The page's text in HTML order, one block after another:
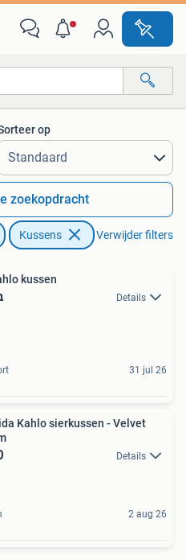
op
zoekopdracht
Kussens Verwijder filters
kussen
Details
31 jul 26
Kahlo sierkussen - Velvet
Details
2 aug 26